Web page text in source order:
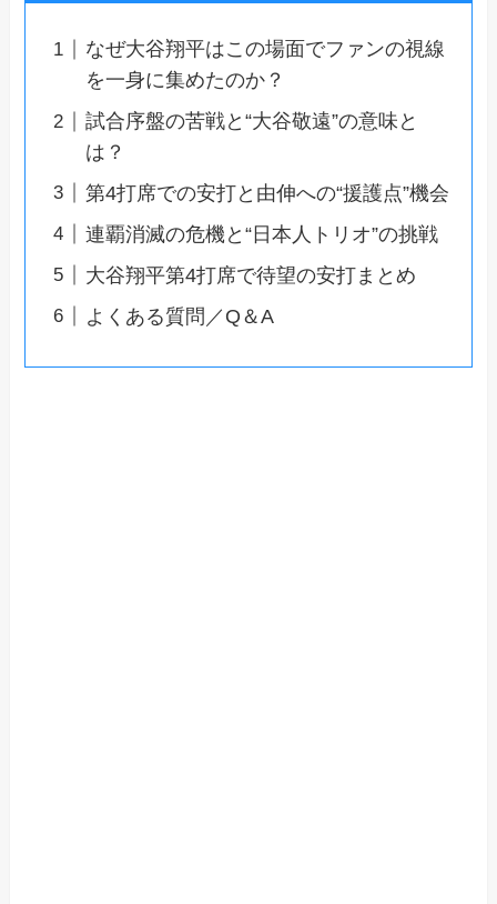
なぜ大谷翔平はこの場面でファンの視線
を一身に集めたのか？
試合序盤の苦戦と“大谷敬遠”の意味と
は？
第4打席での安打と由伸への“援護点”機会
連覇消滅の危機と“日本人トリオ”の挑戦
大谷翔平第4打席で待望の安打まとめ
よくある質問／Q＆A